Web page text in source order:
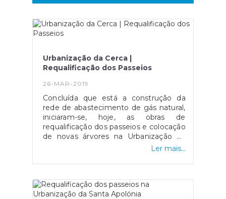
Urbanização da Cerca |
Requalificação dos Passeios
26-MAR-2019
Concluída que está a construção da
rede de abastecimento de gás natural,
iniciaram-se, hoje, as obras de
requalificação dos passeios e colocação
de novas árvores na Urbanização da
Cerca.Acrescentar que será colocado
deste arruamento para depósito dos
também transferido o Ecoponto
atualmente colocado ao fundo da
Ler mais...